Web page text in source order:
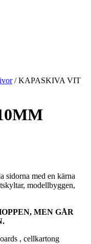
/ KAPASKIVA VIT
sidorna med en kärna
modellbyggen,
MEN GÅR
, cellkartong